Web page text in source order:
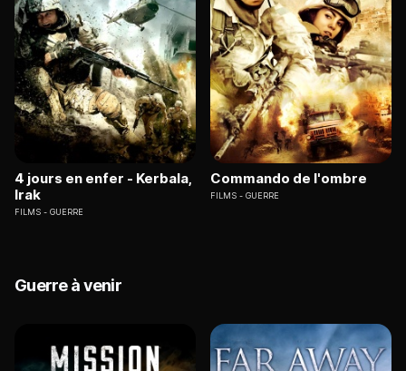
4 jours en enfer - Kerbala,
Irak
FILMS GUERRE
Commando de l'ombre
FILMS GUERRE
Guerre à venir